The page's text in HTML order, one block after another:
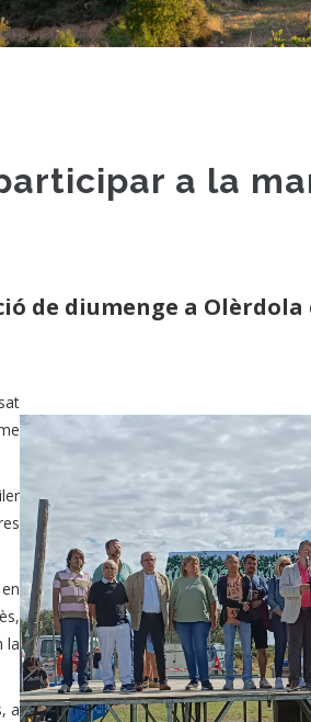
a la
de diumenge a
la
a